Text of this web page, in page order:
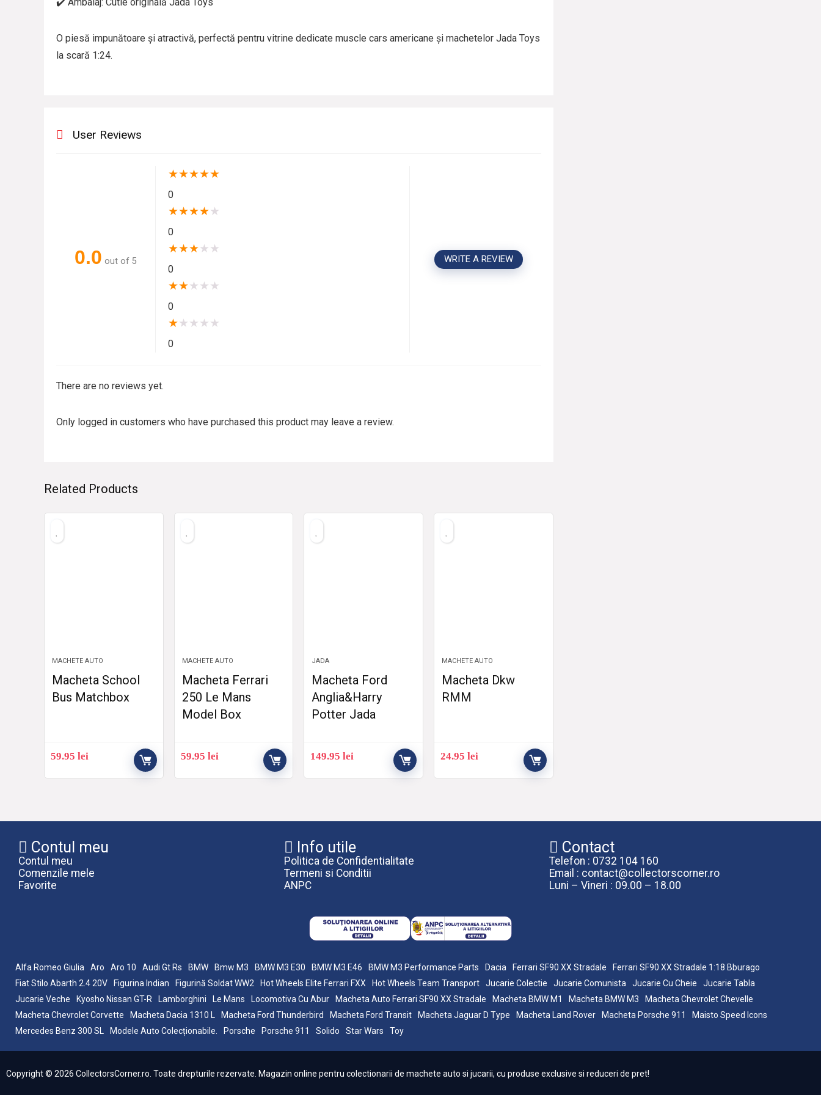
O piesă impunătoare și atractivă, perfectă pentru vitrine dedicate muscle cars americane și machetelor Jada Toys
la scară 1:24.
User Reviews
0.0 out of 5
★★★★★
0
★★★★★
0
★★★★ ★
0
★★★ ★ ★
0
★★ ★ ★ ★
0
WRITE A REVIEW
There are no reviews yet.
Only logged in customers who have purchased this product may leave a review.
Related Products
MACHETE AUTO
Macheta School
Bus Matchbox
59.95lei
MACHETE AUTO
Macheta Ferrari
250 Le Mans
Model Box
59.95 lei
JADA
Macheta Ford
Anglia&Harry
Potter Jada
149.95lei
MACHETE AUTO
Macheta Dkw
RMM
24.95lei
Contul meu
Contul meu
Comenzile mele
Favorite
Info utile
Politica de Confidentialitate
Termeni si Conditii
ANPC
Contact
Telefon : 0732 104 160
Email : contact@collectorscorner.ro
Luni – Vineri : 09.00 – 18.00
Alfa Romeo Giulia Aro Aro 10 Audi Gt Rs BMW Bmw M3 BMW M3 E30 BMW M3 E46 BMW M3 Performance Parts Dacia Ferrari SF90 XX Stradale
Ferrari SF90 XX Stradale 1:18 Bburago
Fiat Stilo Abarth 2.4 20V
Figurina Indian Figurină Soldat WW2 Hot Wheels Elite Ferrari FXX Hot Wheels Team Transport Jucarie Colectie Jucarie Comunista Jucarie Cu Cheie
Jucarie Tabla
Jucarie Veche
Kyosho Nissan GT-R Lamborghini Le Mans Locomotiva Cu Abur Macheta Auto Ferrari SF90 XX Stradale Macheta BMW M1 Macheta BMW M3
Macheta Chevrolet Chevelle
Macheta Chevrolet Corvette
Macheta Dacia 1310 L Macheta Ford Thunderbird Macheta Ford Transit Macheta Jaguar D Type Macheta Land Rover Macheta Porsche 911
Maisto Speed Icons
Mercedes Benz 300 SL
Modele Auto Colecționabile. Porsche Porsche 911 Solido Star Wars Toy
Copyright © 2026 CollectorsCorner.ro. Toate drepturile rezervate. Magazin online pentru colectionarii de machete auto si jucarii, cu produse exclusive si reduceri de pret!